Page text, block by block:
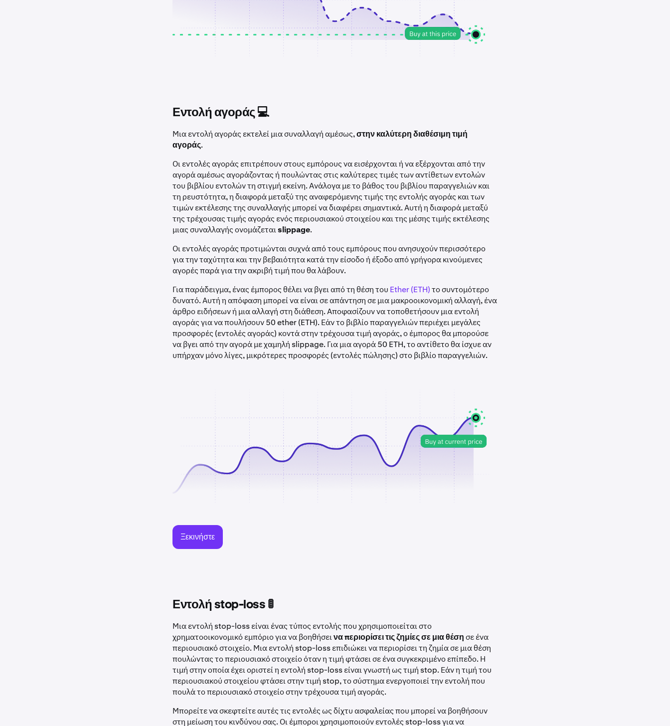
Εντολή αγοράς 💻
Μια εντολή αγοράς εκτελεί μια συναλλαγή αμέσως,στην καλύτερη διαθέσιμη τιμή
αγοράς.
Οι εντολές αγοράς επιτρέπουν στους εμπόρους να εισέρχονται ή να εξέρχονται από την
αγορά αμέσως αγοράζοντας ή πουλώντας στις καλύτερες τιμές των αντίθετων εντολών
του βιβλίου εντολών τη στιγμή εκείνη. Ανάλογα με το βάθος του βιβλίου παραγγελιών και
τη ρευστότητα, η διαφορά μεταξύ της αναφερόμενης τιμής της εντολής αγοράς και των
τιμών εκτέλεσης της συναλλαγής μπορεί να διαφέρει σημαντικά. Αυτή η διαφορά μεταξύ
της τρέχουσας τιμής αγοράς ενός περιουσιακού στοιχείου και της μέσης τιμής εκτέλεσης
μιας συναλλαγής ονομάζεταιslippage.
Οι εντολές αγοράς προτιμώνται συχνά από τους εμπόρους που ανησυχούν περισσότερο
για την ταχύτητα και την βεβαιότητα κατά την είσοδο ή έξοδο από γρήγορα κινούμενες
αγορές παρά για την ακριβή τιμή που θα λάβουν.
Για παράδειγμα, ένας έμπορος θέλει να βγει από τη θέση του Ether (ETH)το συντομότερο
δυνατό. Αυτή η απόφαση μπορεί να είναι σε απάντηση σε μια μακροοικονομική αλλαγή, ένα
άρθρο ειδήσεων ή μια αλλαγή στη διάθεση. Αποφασίζουν να τοποθετήσουν μια εντολή
αγοράς για να πουλήσουν 50 ether (ETH). Εάν το βιβλίο παραγγελιών περιέχει μεγάλες
προσφορές (εντολές αγοράς) κοντά στην τρέχουσα τιμή αγοράς, ο έμπορος θα μπορούσε
να βγει από την αγορά με χαμηλή slippage. Για μια αγορά 50 ETH, το αντίθετο θα ίσχυε αν
υπήρχαν μόνο λίγες, μικρότερες προσφορές (εντολές πώλησης) στο βιβλίο παραγγελιών.
Ξεκινήστε
Εντολή stop-loss 🚦
Μια εντολή stop-loss είναι ένας τύπος εντολής που χρησιμοποιείται στο
χρηματοοικονομικό εμπόριο για να βοηθήσεινα περιορίσει τις ζημίες σε μια θέσησε ένα
περιουσιακό στοιχείο. Μια εντολή stop-loss επιδιώκει να περιορίσει τη ζημία σε μια θέση
πουλώντας το περιουσιακό στοιχείο όταν η τιμή φτάσει σε ένα συγκεκριμένο επίπεδο. Η
τιμή στην οποία έχει οριστεί η εντολή stop-loss είναι γνωστή ως τιμή stop. Εάν η τιμή του
περιουσιακού στοιχείου φτάσει στην τιμή stop, το σύστημα ενεργοποιεί την εντολή που
πουλά το περιουσιακό στοιχείο στην τρέχουσα τιμή αγοράς.
Μπορείτε να σκεφτείτε αυτές τις εντολές ως δίχτυ ασφαλείας που μπορεί να βοηθήσουν
στη μείωση του κινδύνου σας. Οι έμποροι χρησιμοποιούν εντολές stop-loss για να